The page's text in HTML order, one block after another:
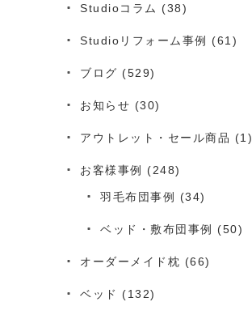
Studioコラム (38)
Studioリフォーム事例 (61)
ブログ (529)
お知らせ (30)
アウトレット・セール商品 (1)
お客様事例 (248)
羽毛布団事例 (34)
ベッド・敷布団事例 (50)
オーダーメイド枕 (66)
ベッド (132)